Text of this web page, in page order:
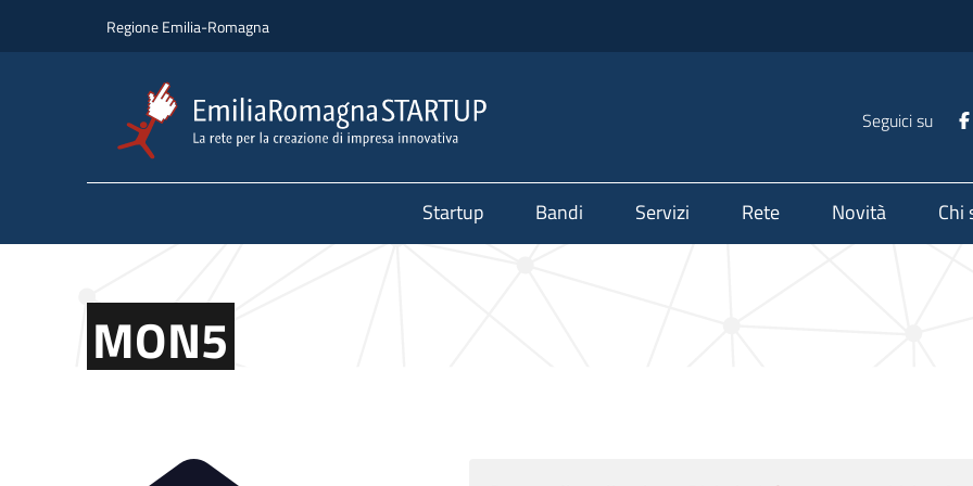
Regione Emilia-Romagna
Seguici su
Startup Bandi Servizi Rete Novità Chi
MON5